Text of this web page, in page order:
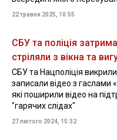
22 травня 2025, 10:55
СБУ та поліція
стріляли з вікна та
СБУ та Нацполіція
записали відео з гаслами
які поширили відео на
"гарячих слідах"
27 лютого 2024, 15:32